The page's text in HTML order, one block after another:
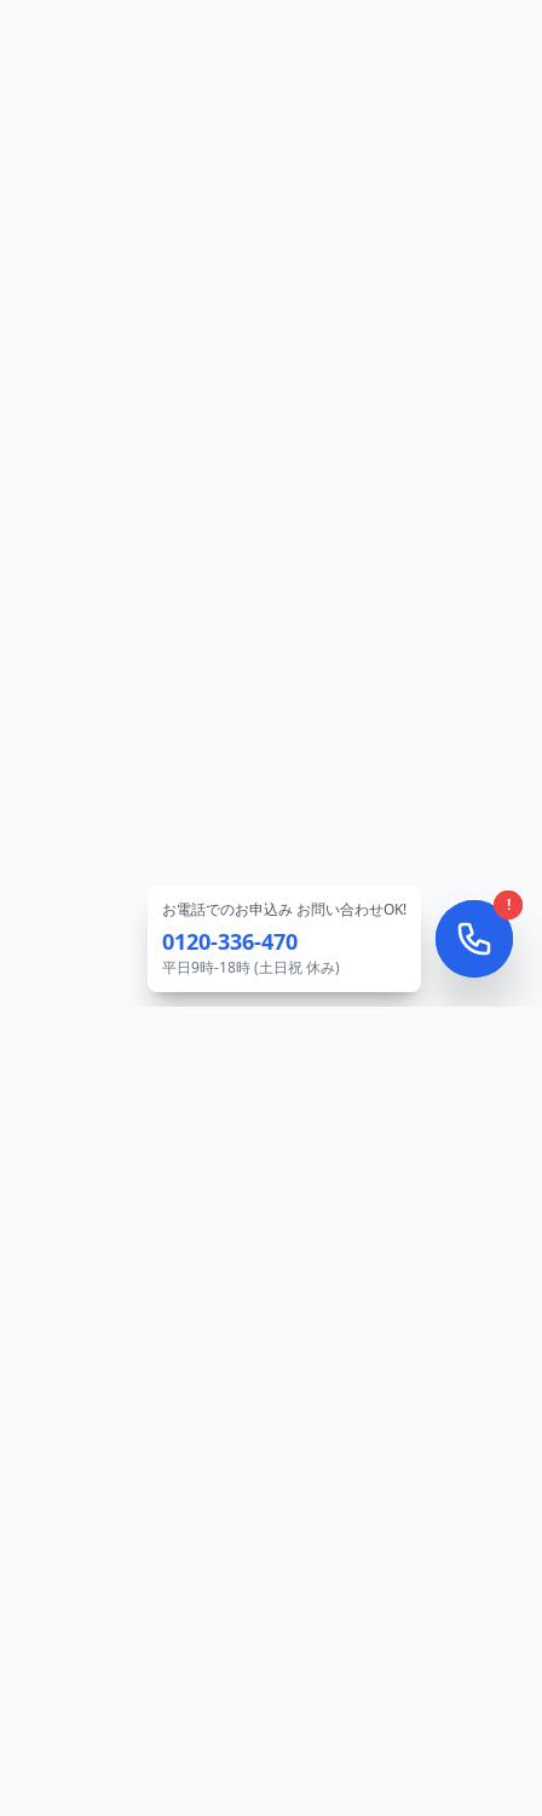
!
お電話でのお申込み お問い合わせOK!
0120-336-470
平日9時-18時 (土日祝 休み)
!
お電話でのお申込み お問い合わせOK!
0120-336-470
平日9時-18時 (土日祝 休み)